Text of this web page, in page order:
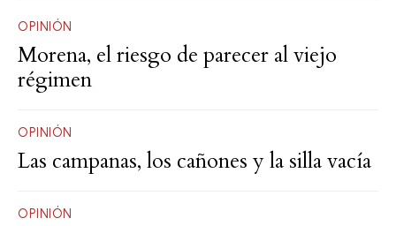
OPINIÓN
Morena, el riesgo de parecer al viejo
régimen
OPINIÓN
Las campanas, los cañones y la silla vacía
OPINIÓN